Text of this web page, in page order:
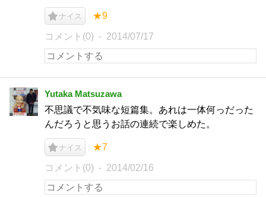
ナイス ★9
コメント(0) 2014/07/17
Yutaka Matsuzawa
不思議で不気味な短篇集。あれは一体何っだった
んだろうと思うお話の連続で楽しめた。
ナイス ★7
コメント(0) 2014/02/16